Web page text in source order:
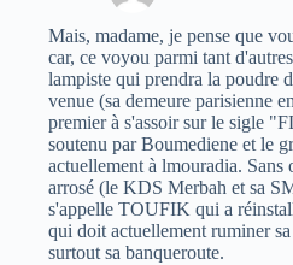
Mais, madame, je pense que
car, ce voyou parmi tant
lampiste qui prendra la poudre
venue (sa demeure parisienne
premier à s'assoir sur le sigle
soutenu par Boumediene et le
actuellement à lmouradia. Sans
arrosé (le KDS Merbah et sa
s'appelle TOUFIK qui a
qui doit actuellement ruminer
surtout sa banqueroute.